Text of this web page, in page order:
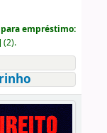
empréstimo:
(2).